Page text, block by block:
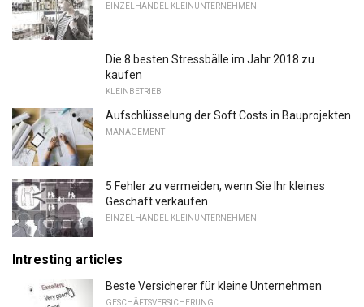
EINZELHANDEL KLEINUNTERNEHMEN
Die 8 besten Stressbälle im Jahr 2018 zu
kaufen
KLEINBETRIEB
Aufschlüsselung der Soft Costs in Bauprojekten
MANAGEMENT
5 Fehler zu vermeiden, wenn Sie Ihr kleines
Geschäft verkaufen
EINZELHANDEL KLEINUNTERNEHMEN
Intresting articles
Beste Versicherer für kleine Unternehmen
GESCHÄFTSVERSICHERUNG